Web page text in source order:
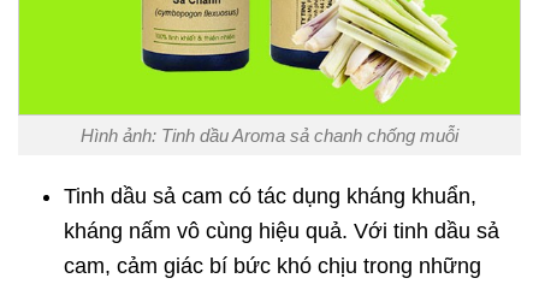
Hình ảnh: Tinh dầu Aroma sả chanh chống muỗi
Tinh dầu sả cam có tác dụng kháng khuẩn,
kháng nấm vô cùng hiệu quả. Với tinh dầu sả
cam, cảm giác bí bức khó chịu trong những